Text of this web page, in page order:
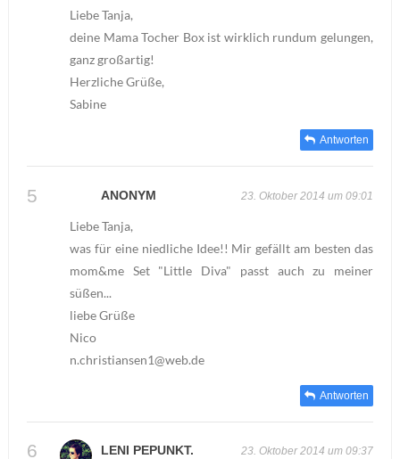
Liebe Tanja,
deine Mama Tocher Box ist wirklich rundum gelungen,
ganz großartig!
Herzliche Grüße,
Sabine
Antworten
ANONYM 23. Oktober 2014 um 09:01
Liebe Tanja,
was für eine niedliche Idee!! Mir gefällt am besten das
mom&me Set "Little Diva" passt auch zu meiner
süßen...
liebe Grüße
Nico
n.christiansen1@web.de
Antworten
LENI PEPUNKT. 23. Oktober 2014 um 09:37